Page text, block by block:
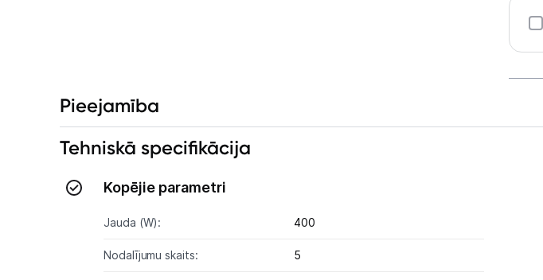
Sviestmaižu tosteri
Pieejamība
Tehniskā specifikācija
Kopējie parametri
Jauda (W): 400
Nodalījumu skaits: 5